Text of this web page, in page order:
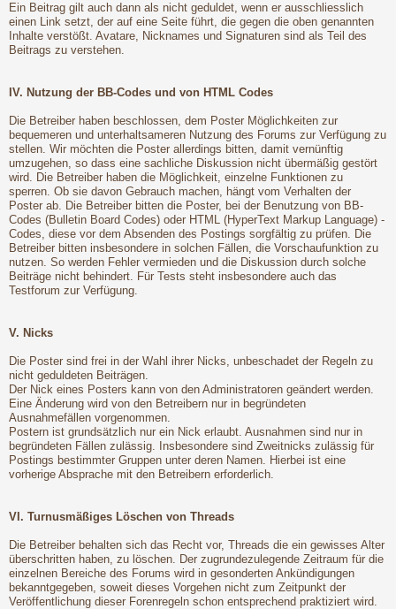
Ein Beitrag gilt auch dann als nicht geduldet, wenn er ausschliesslich
einen Link setzt, der auf eine Seite führt, die gegen die oben genannten
Inhalte verstößt. Avatare, Nicknames und Signaturen sind als Teil des
Beitrags zu verstehen.
IV. Nutzung der BB-Codes und von HTML Codes
Die Betreiber haben beschlossen, dem Poster Möglichkeiten zur
bequemeren und unterhaltsameren Nutzung des Forums zur Verfügung zu
stellen. Wir möchten die Poster allerdings bitten, damit vernünftig
umzugehen, so dass eine sachliche Diskussion nicht übermäßig gestört
wird. Die Betreiber haben die Möglichkeit, einzelne Funktionen zu
sperren. Ob sie davon Gebrauch machen, hängt vom Verhalten der
Poster ab. Die Betreiber bitten die Poster, bei der Benutzung von BB-
Codes (Bulletin Board Codes) oder HTML (HyperText Markup Language) -
Codes, diese vor dem Absenden des Postings sorgfältig zu prüfen. Die
Betreiber bitten insbesondere in solchen Fällen, die Vorschaufunktion zu
nutzen. So werden Fehler vermieden und die Diskussion durch solche
Beiträge nicht behindert. Für Tests steht insbesondere auch das
Testforum zur Verfügung.
V. Nicks
Die Poster sind frei in der Wahl ihrer Nicks, unbeschadet der Regeln zu
nicht geduldeten Beiträgen.
Der Nick eines Posters kann von den Administratoren geändert werden.
Eine Änderung wird von den Betreibern nur in begründeten
Ausnahmefällen vorgenommen.
Postern ist grundsätzlich nur ein Nick erlaubt. Ausnahmen sind nur in
begründeten Fällen zulässig. Insbesondere sind Zweitnicks zulässig für
Postings bestimmter Gruppen unter deren Namen. Hierbei ist eine
vorherige Absprache mit den Betreibern erforderlich.
VI. Turnusmäßiges Löschen von Threads
Die Betreiber behalten sich das Recht vor, Threads die ein gewisses Alter
überschritten haben, zu löschen. Der zugrundezulegende Zeitraum für die
einzelnen Bereiche des Forums wird in gesonderten Ankündigungen
bekanntgegeben, soweit dieses Vorgehen nicht zum Zeitpunkt der
Veröffentlichung dieser Forenregeln schon entsprechend praktiziert wird.